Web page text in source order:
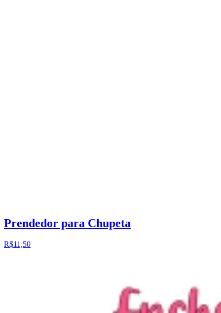
Prendedor para Chupeta
R$11,50